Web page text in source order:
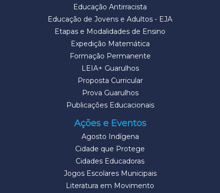
Educação Antirracista
Educação de Jovens e Adultos - EJA
Etapas e Modalidades de Ensino
Expedição Matemática
Formação Permanente
LEIA+ Guarulhos
Proposta Curricular
Prova Guarulhos
Publicações Educacionais
Ações e Eventos
Agosto Indígena
Cidade que Protege
Cidades Educadoras
Jogos Escolares Municipais
Literatura em Movimento